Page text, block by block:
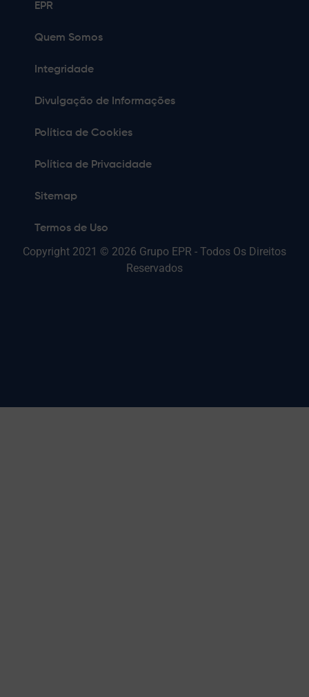
EPR
Quem Somos
Integridade
Divulgação de Informações
Copyright 2021 © 2026 Grupo EPR - Todos Os Direitos
Reservados
Política de Cookies
Política de Privacidade
Sitemap
Termos de Uso